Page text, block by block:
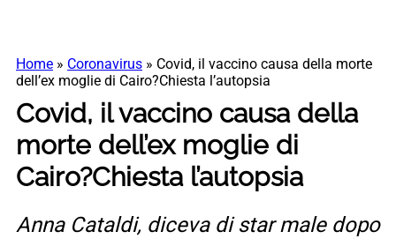
Home » Coronavirus » Covid, il vaccino causa della morte
dell’ex moglie di Cairo?Chiesta l’autopsia
Covid, il vaccino causa della
morte dell’ex moglie di
Cairo?Chiesta l’autopsia
Anna Cataldi, diceva di star male dopo